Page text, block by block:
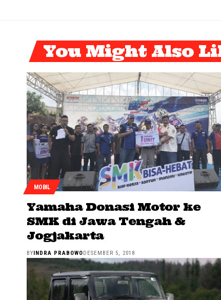
You Might Also
MOBIL
Yamaha Donasi Motor ke
SMK di Jawa Tengah &
Jogjakarta
BYINDRA PRABOWODESEMBER 5, 2018